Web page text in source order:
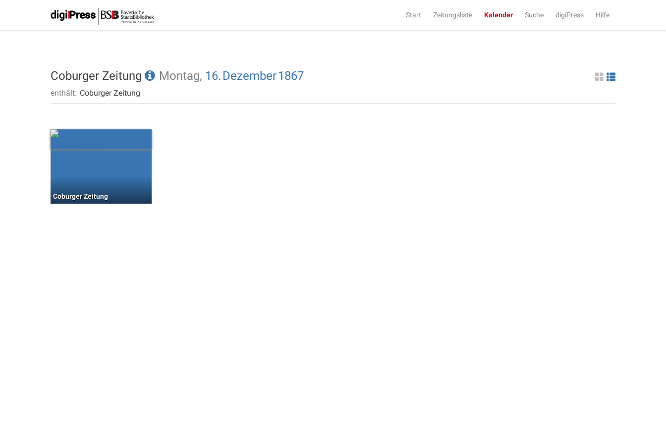
Start Zeitungsliste Kalender Suche digiPress Hilfe
Coburger Zeitung Montag, 16. Dezember1867
enthält: Coburger Zeitung
Coburger Zeitung